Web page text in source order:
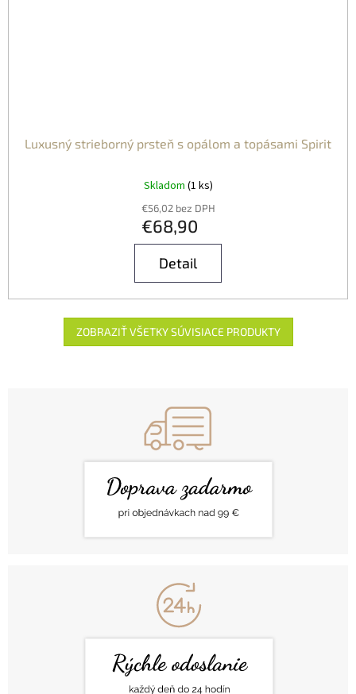
Luxusný strieborný prsteň s opálom a topásami Spirit
Skladom (1 ks)
€56,02 bez DPH
€68,90
Detail
ZOBRAZIŤ VŠETKY SÚVISIACE PRODUKTY